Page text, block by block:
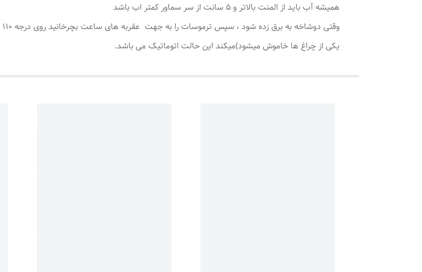
همیشه آب باید از المنت بالاتر و 5 سانت از سر سماور کمتر اب باشد
یکی از چراغ ها خاموش میشود)میکند این حالت اتوماتیک می باشد.